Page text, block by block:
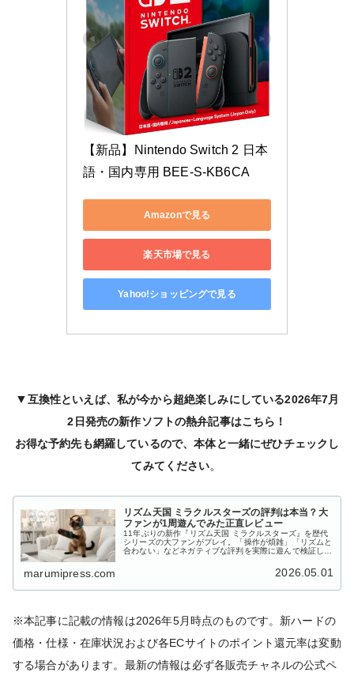
【新品】Nintendo Switch 2 日本
語・国内専用 BEE-S-KB6CA
Amazonで見る
楽天市場で見る
Yahoo!ショッピングで見る
▼互換性といえば、私が今から超絶楽しみにしている2026年7月
2日発売の新作ソフトの熱弁記事はこちら！
お得な予約先も網羅しているので、本体と一緒にぜひチェックし
てみてください。
リズム天国 ミラクルスターズの評判は本当？大
ファンが1周遊んでみた正直レビュー
11年ぶりの新作『リズム天国 ミラクルスターズ』を歴代
シリーズの大ファンがプレイ。「操作が煩雑」「リズムと
合わない」などネガティブな評判を実際に遊んで検証しま
marumipress.com 2026.05.01
※本記事に記載の情報は2026年5月時点のものです。新ハードの
価格・仕様・在庫状況および各ECサイトのポイント還元率は変動
する場合があります。最新の情報は必ず各販売チャネルの公式ペ